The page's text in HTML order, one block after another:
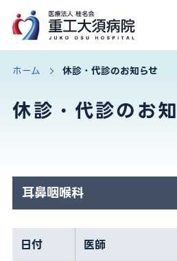
ホーム
当院の特徴
健康診断
アクセス・院内MAP
ホーム 休診・代診のお知らせ
休診・代診のお
耳鼻咽喉科
日付 医師